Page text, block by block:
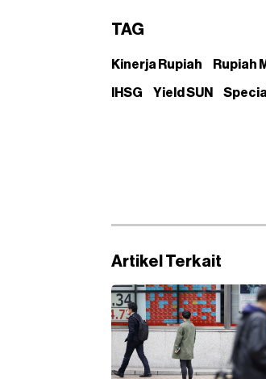
TAG
Kinerja Rupiah Rupiah
IHSG Yield SUN
Artikel Terkait